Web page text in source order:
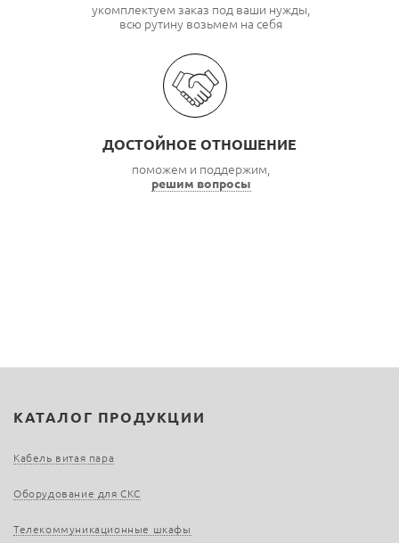
укомплектуем заказ под ваши нужды,
всю рутину возьмем на себя
ДОСТОЙНОЕ ОТНОШЕНИЕ
поможем и поддержим,
решим вопросы
КАТАЛОГ ПРОДУКЦИИ
Кабель витая пара
Оборудование для СКС
Телекоммуникационные шкафы